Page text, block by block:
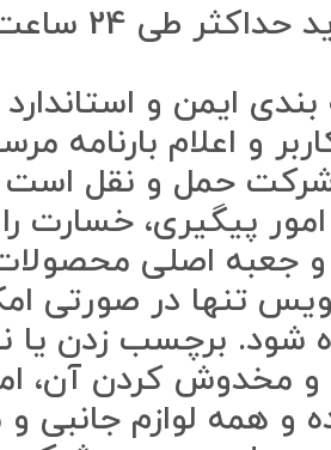
– آسیب‏‏
بندی ایمن و
و اعلام
حمل و نقل است
پیگیری، خسارت
و جعبه اصلی
تنها در صورتی
شود. برچسب زدن
و مخدوش کردن آن،
و همه لوازم جانبی